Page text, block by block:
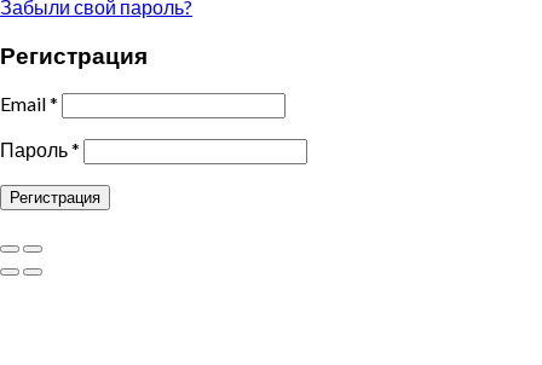
Забыли свой пароль?
Регистрация
Email*
Пароль*
Регистрация